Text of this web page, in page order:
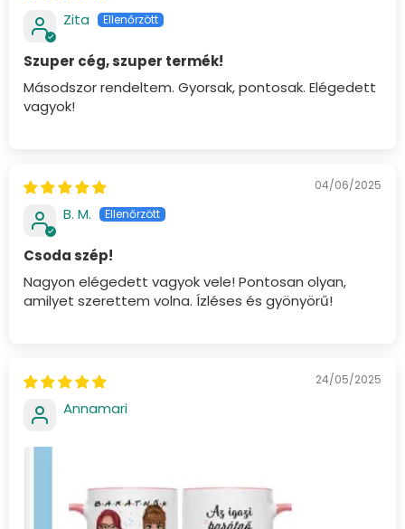
Zita
Szuper cég, szuper termék!
Másodszor rendeltem. Gyorsak, pontosak. Elégedett
vagyok!
04/06/2025
B. M.
Csoda szép!
Nagyon elégedett vagyok vele! Pontosan olyan,
amilyet szerettem volna. Ízléses és gyönyörű!
24/05/2025
Annamari